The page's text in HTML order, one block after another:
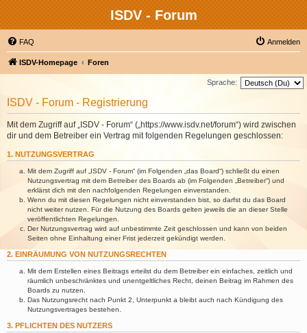
ISDV - Forum
FAQ Anmelden
ISDV-Homepage Foren
Sprache:
ISDV - Forum - Registrierung
Mit dem Zugriff auf „ISDV - Forum“ („https://www.isdv.net/forum“) wird zwischen
dir und dem Betreiber ein Vertrag mit folgenden Regelungen geschlossen:
1. NUTZUNGSVERTRAG
Mit dem Zugriff auf „ISDV - Forum“ (im Folgenden „das Board“) schließt du einen
Nutzungsvertrag mit dem Betreiber des Boards ab (im Folgenden „Betreiber“) und
erklärst dich mit den nachfolgenden Regelungen einverstanden.
Wenn du mit diesen Regelungen nicht einverstanden bist, so darfst du das Board
nicht weiter nutzen. Für die Nutzung des Boards gelten jeweils die an dieser Stelle
veröffentlichten Regelungen.
Der Nutzungsvertrag wird auf unbestimmte Zeit geschlossen und kann von beiden
Seiten ohne Einhaltung einer Frist jederzeit gekündigt werden.
2. EINRÄUMUNG VON NUTZUNGSRECHTEN
Mit dem Erstellen eines Beitrags erteilst du dem Betreiber ein einfaches, zeitlich und
räumlich unbeschränktes und unentgeltliches Recht, deinen Beitrag im Rahmen des
Boards zu nutzen.
Das Nutzungsrecht nach Punkt 2, Unterpunkt a bleibt auch nach Kündigung des
Nutzungsvertrages bestehen.
3. PFLICHTEN DES NUTZERS